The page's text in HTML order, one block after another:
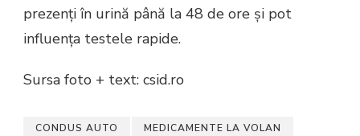
prezenți în urină până la 48 de ore și pot
influența testele rapide.
Sursa foto + text: csid.ro
CONDUS AUTO MEDICAMENTE LA VOLAN